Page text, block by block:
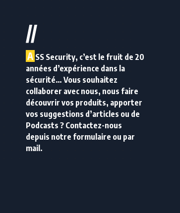
//
A SS Security, c’est le fruit de 20
années d’expérience dans la
sécurité… Vous souhaitez
collaborer avec nous, nous faire
découvrir vos produits, apporter
vos suggestions d’articles ou de
Podcasts ? Contactez-nous
depuis notre formulaire ou par
mail.